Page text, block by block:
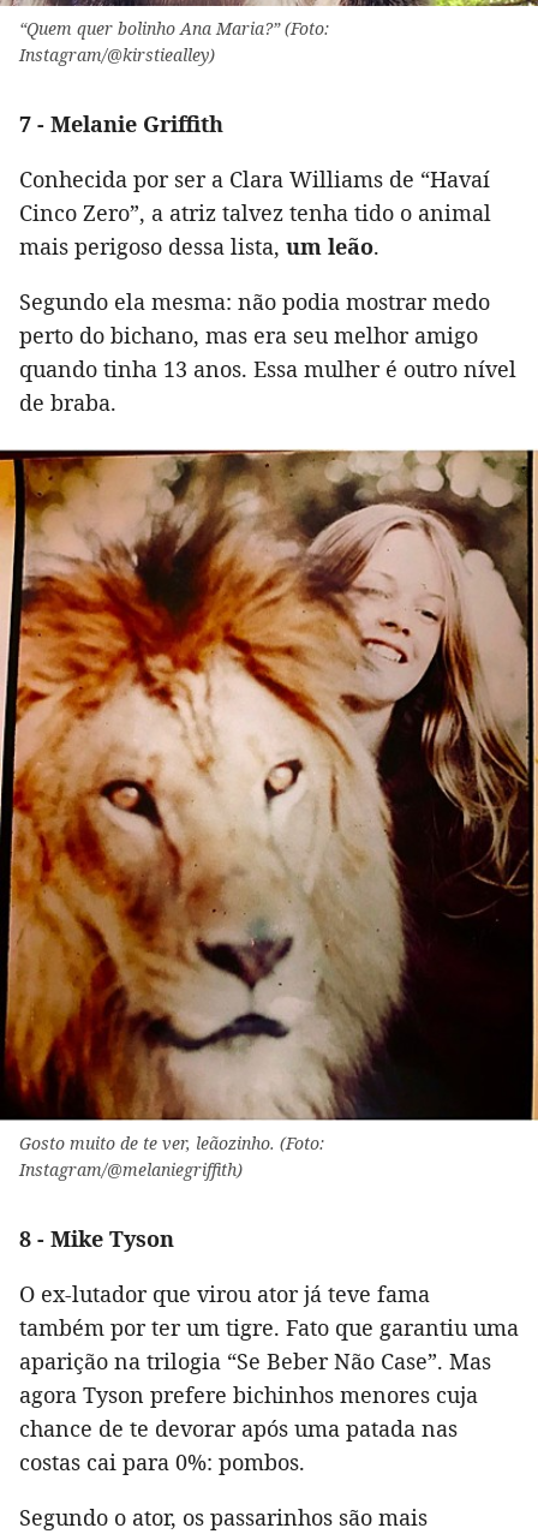
“Quem quer bolinho Ana Maria?” (Foto:
Instagram/@kirstiealley)
7 - Melanie Griffith
Conhecida por ser a Clara Williams de “Havaí
Cinco Zero”, a atriz talvez tenha tido o animal
mais perigoso dessa lista, um leão.
Segundo ela mesma: não podia mostrar medo
perto do bichano, mas era seu melhor amigo
quando tinha 13 anos. Essa mulher é outro nível
de braba.
Gosto muito de te ver, leãozinho. (Foto:
Instagram/@melaniegriffith)
8 - Mike Tyson
O ex-lutador que virou ator já teve fama
também por ter um tigre. Fato que garantiu uma
aparição na trilogia “Se Beber Não Case”. Mas
agora Tyson prefere bichinhos menores cuja
chance de te devorar após uma patada nas
costas cai para 0%: pombos.
Segundo o ator, os passarinhos são mais